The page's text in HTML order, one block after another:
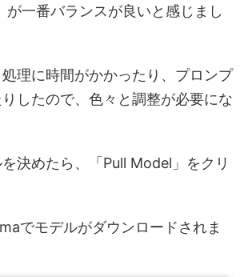
が一番バランスが良いと感じまし
理に時間がかかったり、プロンプ
りしたので、色々と調整が必要にな
決めたら、「Pull Model」をクリ
でモデルがダウンロードされま